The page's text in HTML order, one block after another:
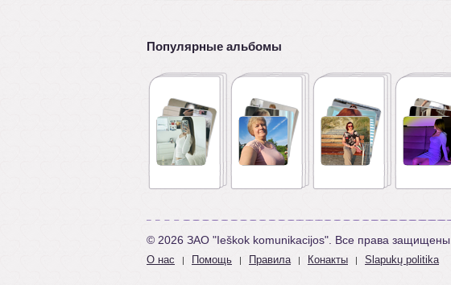
Популярные альбомы
© 2026 ЗАО "Ieškok komunikacijos". Все права защищены.
О нас | Помощь | Правила | Конакты | Slapukų politika